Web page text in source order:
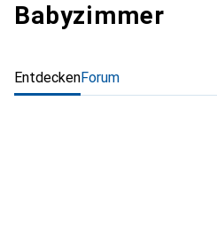
Babyzimmer
EntdeckenForum